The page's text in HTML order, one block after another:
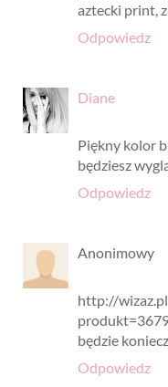
aztecki print,
Odpowiedz
Diane
Piękny kolor
będziesz
Odpowiedz
Anonimowy
http://
będzie
Odpowiedz